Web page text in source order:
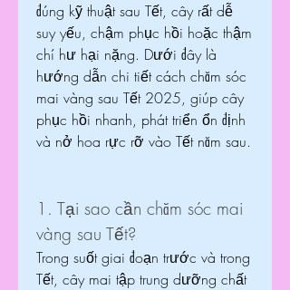
đúng kỹ thuật sau Tết, cây rất dễ
suy yếu, chậm phục hồi hoặc thậm
chí hư hại nặng. Dưới đây là
hướng dẫn chi tiết cách chăm sóc
mai vàng sau Tết 2025, giúp cây
phục hồi nhanh, phát triển ổn định
và nở hoa rực rỡ vào Tết năm sau.
1. Tại sao cần chăm sóc mai
vàng sau Tết?
Trong suốt giai đoạn trước và trong
Tết, cây mai tập trung dưỡng chất